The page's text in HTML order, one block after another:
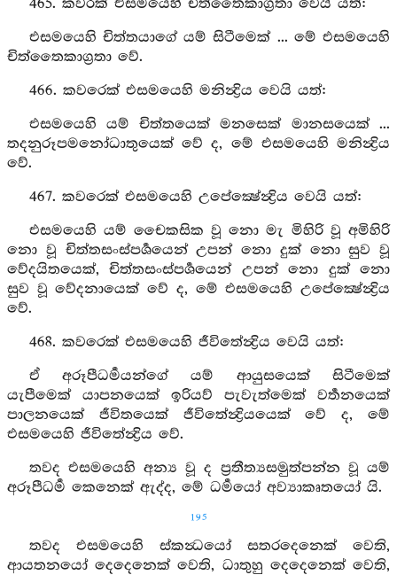
465. කවරක් එසමයෙහි චිත්තෛකාග්‍රතා වෙයි යත්:
එසමයෙහි චිත්තයාගේ යම් සිටීමෙක් ... මේ එසමයෙහි
චිත්තෛකාග්‍රතා වේ.
466. කවරෙක් එසමයෙහි මනින්‍ද්‍රිය වෙයි යත්:
එසමයෙහි යම් චිත්තයෙක් මනසෙක් මානසයෙක් ...
තදනුරූපමනෝධාතුයෙක් වේ ද, මේ එසමයෙහි මනින්‍ද්‍රිය
වේ.
467. කවරෙක් එසමයෙහි උපේක්‍ෂේන්‍ද්‍රිය වෙයි යත්:
එසමයෙහි යම් චෛකසික වූ නො මැ මිහිරි වූ අමිහිරි
නො වූ චිත්තසංස්පර්‍ශයෙන් උපන් නො දුක් නො සුව වූ
වේදයිතයෙක්, චිත්තසංස්පර්‍ශයෙන් උපන් නො දුක් නො
සුව වූ වේදනායෙක් වේ ද, මේ එසමයෙහි උපේක්‍ෂේන්‍ද්‍රිය
වේ.
468. කවරෙක් එසමයෙහි ජීවිතේන්‍ද්‍රිය වෙයි යත්:
ඒ අරූපීධර්‍මයන්ගේ යම් ආයුසයෙක් සිටීමෙක්
යැපීමෙක් යාපනයෙක් ඉරියව් පැවැත්මෙක් වර්‍තනයෙක්
පාලනයෙක් ජීවිතයෙක් ජීවිතේන්‍ද්‍රියයෙක් වේ ද, මේ
එසමයෙහි ජීවිතේන්‍ද්‍රිය වේ.
තවද එසමයෙහි අන්‍ය වූ ද ප්‍රතීත්‍යසමුත්පන්න වූ යම්
අරූපීධර්‍ම කෙනෙක් ඇද්ද, මේ ධර්‍මයෝ අව්‍යාකෘතයෝ යි.
195
තවද එසමයෙහි ස්කන්‍ධයෝ සතරදෙනෙක් වෙති,
ආයතනයෝ දෙදෙනෙක් වෙති, ධාතුහු දෙදෙනෙක් වෙති,